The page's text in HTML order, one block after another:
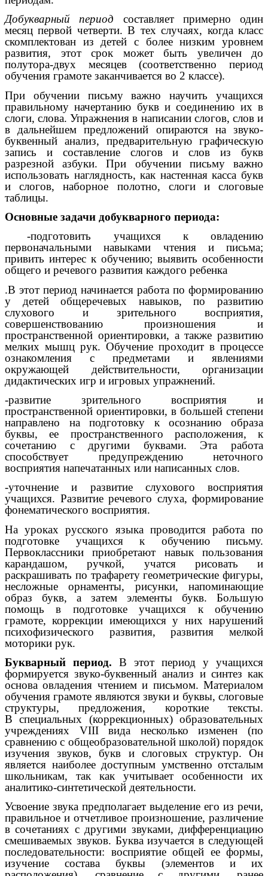
Добукварный период составляет примерно один
месяц первой четверти. В тех случаях, когда класс
скомплектован из детей с более низким уровнем
развития, этот срок может быть увеличен до
полутора-двух месяцев (соответственно период
обучения грамоте заканчивается во 2 классе).
При обучении письму важно научить учащихся
правильному начертанию букв и соединению их в
слоги, слова. Упражнения в написании слогов, слов и
в дальнейшем предложений опираются на звуко-
буквенный анализ, предварительную графическую
запись и составление слогов и слов из букв
разрезной азбуки. При обучении письму важно
использовать наглядность, как настенная касса букв
и слогов, наборное полотно, слоги и слоговые
таблицы.
Основные задачи добукварного периода:
-подготовить учащихся к овладению
первоначальными навыками чтения и письма;
привить интерес к обучению; выявить особенности
общего и речевого развития каждого ребенка
.В этот период начинается работа по формированию
у детей общеречевых навыков, по развитию
слухового и зрительного восприятия,
совершенствованию произношения и
пространственной ориентировки, а также развитию
мелких мышц рук. Обучение проходит в процессе
ознакомления с предметами и явлениями
окружающей действительности, организации
дидактических игр и игровых упражнений.
-развитие зрительного восприятия и
пространственной ориентировки, в большей степени
направлено на подготовку к осознанию образа
буквы, ее пространственного расположения, к
сочетанию с другими буквами. Эта работа
способствует предупреждению неточного
восприятия напечатанных или написанных слов.
-уточнение и развитие слухового восприятия
учащихся. Развитие речевого слуха, формирование
фонематического восприятия.
На уроках русского языка проводится работа по
подготовке учащихся к обучению письму.
Первоклассники приобретают навык пользования
карандашом, ручкой, учатся рисовать и
раскрашивать по трафарету геометрические фигуры,
несложные орнаменты, рисунки, напоминающие
образ букв, а затем элементы букв. Большую
помощь в подготовке учащихся к обучению
грамоте, коррекции имеющихся у них нарушений
психофизического развития, развития мелкой
моторики рук.
Букварный период.
В
этот период у учащихся
формируется звуко-буквенный анализ и синтез как
основа овладения чтением и письмом. Материалом
обучения грамоте являются звуки и буквы, слоговые
структуры, предложения, короткие тексты.
В специальных (коррекционных) образовательных
учреждениях VIII вида несколько изменен (по
сравнению с общеобразовательной школой) порядок
изучения звуков, букв и слоговых структур. Он
является наиболее доступным умственно отсталым
школьникам, так как учитывает особенности их
аналитико-синтетической деятельности.
Усвоение звука предполагает выделение его из речи,
правильное и отчетливое произношение, различение
в сочетаниях с другими звуками, дифференциацию
смешиваемых звуков. Буква изучается в следующей
последовательности: восприятие общей ее формы,
изучение состава буквы (элементов и их